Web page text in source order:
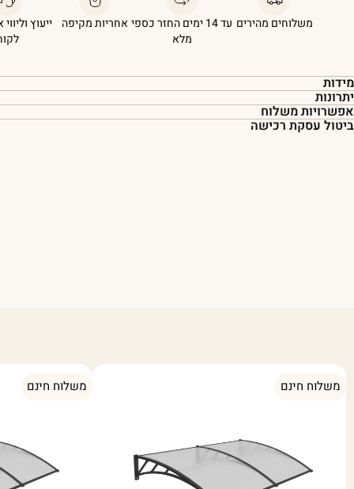
משלוחים מהירים
עד 14 ימים החזר כספי
מלא
אחריות מקיפה
ייעוץ
מידות
יתרונות
אפשרויות משלוח
ביטול עסקת רכישה
משלוח חינם משלוח חינם